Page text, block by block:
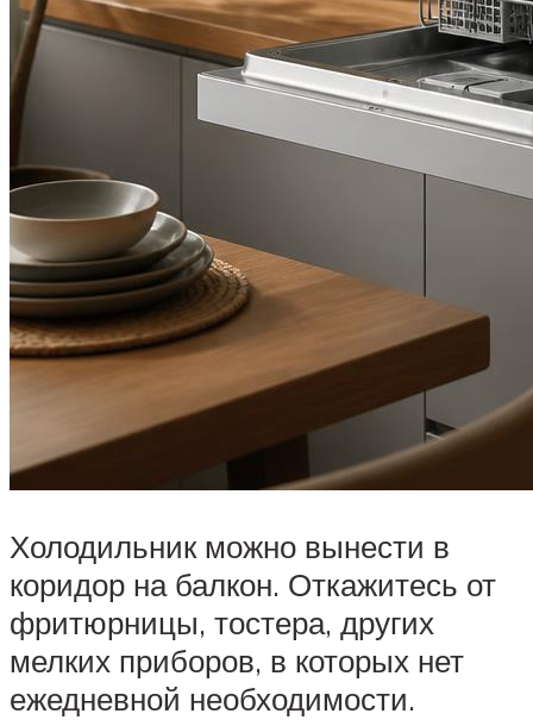
Холодильник можно вынести в
коридор на балкон. Откажитесь от
фритюрницы, тостера, других
мелких приборов, в которых нет
ежедневной необходимости.